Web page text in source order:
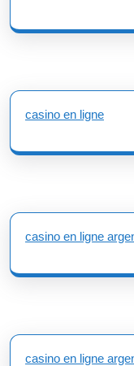
casino en ligne
casino en ligne
casino en ligne